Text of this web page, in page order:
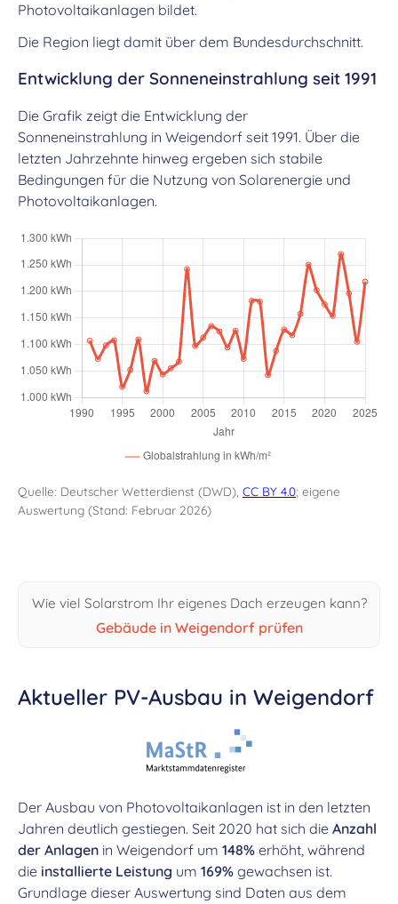
Photovoltaikanlagen bildet.
Die Region liegt damit über dem Bundesdurchschnitt.
Entwicklung der Sonneneinstrahlung seit 1991
Die Grafik zeigt die Entwicklung der
Sonneneinstrahlung in Weigendorf seit 1991. Über die
letzten Jahrzehnte hinweg ergeben sich stabile
Bedingungen für die Nutzung von Solarenergie und
Photovoltaikanlagen.
Quelle: Deutscher Wetterdienst (DWD), CC BY 4.0; eigene
Auswertung (Stand: Februar 2026)
Wie viel Solarstrom Ihr eigenes Dach erzeugen kann?
Gebäude in Weigendorf prüfen
Aktueller PV-Ausbau in Weigendorf
Der Ausbau von Photovoltaikanlagen ist in den letzten
Jahren deutlich gestiegen. Seit 2020 hat sich die Anzahl
der Anlagen in Weigendorf um 148% erhöht, während
die installierte Leistung um 169% gewachsen ist.
Grundlage dieser Auswertung sind Daten aus dem